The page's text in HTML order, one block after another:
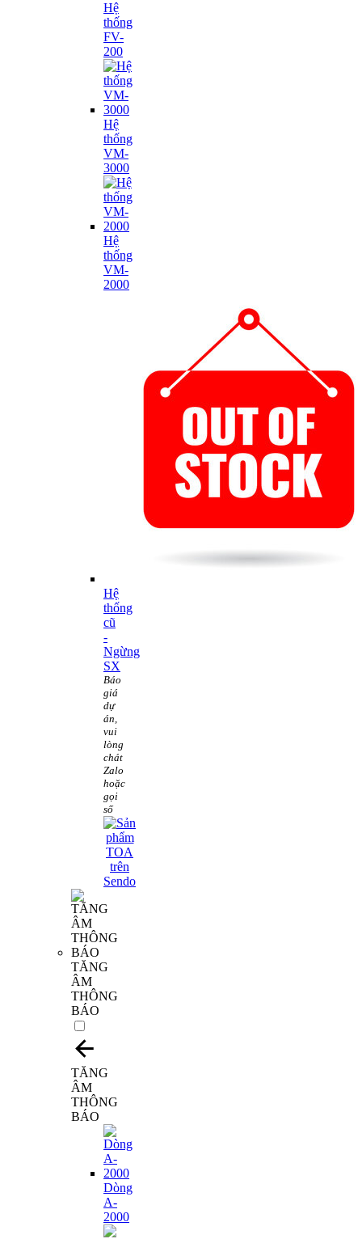
Hệ
thống
FV-
200
Hệ
thống
VM-
3000
Hệ
thống
VM-
2000
Hệ
thống
cũ
-
Ngừng
SX
Báo
giá
dự
án,
vui
lòng
chát
Zalo
hoặc
gọi
số
TĂNG
ÂM
THÔNG
BÁO
TĂNG
ÂM
THÔNG
BÁO
Dòng
A-
2000